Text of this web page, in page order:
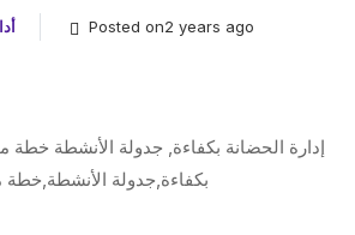
Posted on2 years ago